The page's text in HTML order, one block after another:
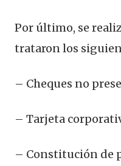
Por último, se
trataron los
– Cheques no
– Tarjeta
– Constitución de